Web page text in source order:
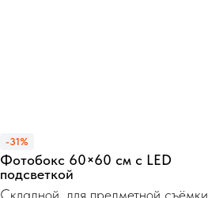
-31%
Фотобокс 60×60 см с LED
подсветкой
Складной, для предметной съёмки